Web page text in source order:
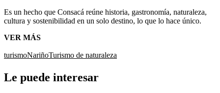
Es un hecho que Consacá reúne historia, gastronomía, naturaleza,
cultura y sostenibilidad en un solo destino, lo que lo hace único.
VER MÁS
turismoNariñoTurismo de naturaleza
Le puede interesar